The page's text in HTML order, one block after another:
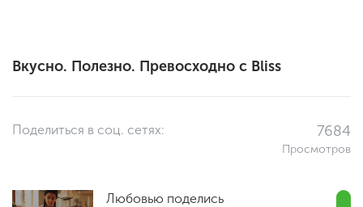
Вкусно. Полезно. Превосходно с Bliss
7684
Просмотров
Поделиться в соц. сетях:
Любовью поделись